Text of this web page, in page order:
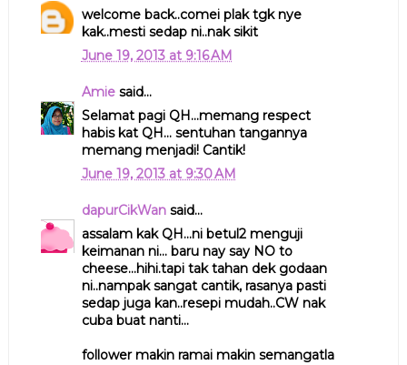
welcome back..comei plak tgk nye
kak..mesti sedap ni..nak sikit
June 19, 2013 at 9:16 AM
Amiesaid...
Selamat pagi QH...memang respect
habis kat QH... sentuhan tangannya
memang menjadi! Cantik!
June 19, 2013 at 9:30 AM
dapurCikWansaid...
assalam kak QH...ni betul2 menguji
keimanan ni... baru nay say NO to
cheese...hihi.tapi tak tahan dek godaan
ni..nampak sangat cantik, rasanya pasti
sedap juga kan..resepi mudah..CW nak
cuba buat nanti...
follower makin ramai makin semangatla